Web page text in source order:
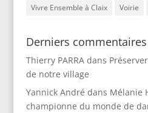
Vivre Ensemble à Claix
Voirie
Derniers commentaires
Thierry PARRAdans
de notre village
Yannick André dans Mélanie
championne du monde de